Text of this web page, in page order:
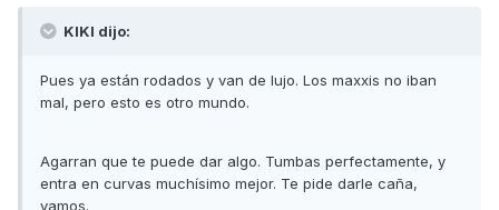
KIKI dijo:
Pues ya están rodados y van de lujo. Los maxxis no iban
mal, pero esto es otro mundo.
Agarran que te puede dar algo. Tumbas perfectamente, y
entra en curvas muchísimo mejor. Te pide darle caña,
vamos.